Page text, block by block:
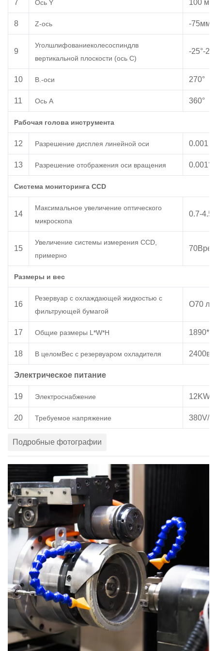
7 Ось Y 100 мм
8 Z-ось -75мм
9
Уголшлифованиеколесоспиндлв
вертикальной плоскости (ось С)
-25°-25°
10 В. -оси 270°
11 Ось A 360°
Рабочая голова инструмента
12 Разрешение дисплея линейной оси 0.001
13 Разрешение отображения оси вращения 0.001°
Система мониторинга CCD
14
Максимальное увеличение оптического
микроскопа
0.7-4.5
15
Увеличение системы измерения CCD
примерно
70
Размеры и вес
16
Резервуар с охлаждающей жидкостью с
фильтрующей бумагой
О70 л
17 Общие размеры L *W*H 1890*
18 В целомВес с резервуаром охладителя 2400в
Электрическое питание
19 Электроснабжение 12KW
20 Требуемое напряжение 380V/
Подробные фотографии